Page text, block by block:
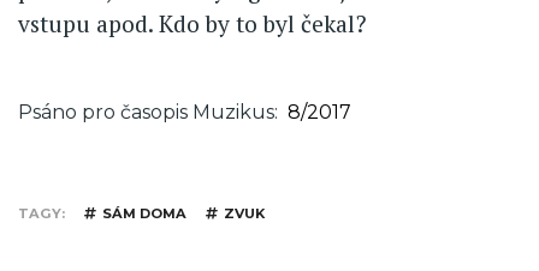
vstupu apod. Kdo by to byl čekal?
Psáno pro časopis Muzikus 8/2017
TAGY SÁM DOMA ZVUK